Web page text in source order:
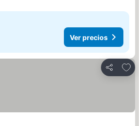
Ver precios
Compartir